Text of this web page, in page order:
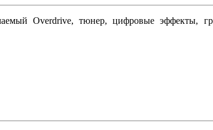
Overdrive, тюнер, цифровые эффекты,